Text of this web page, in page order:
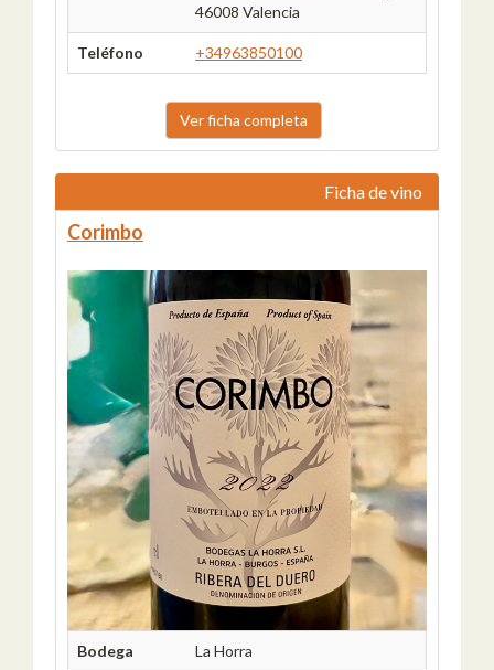
46008 Valencia
Teléfono +34963850100
Ver ficha completa
Ficha de vino
Corimbo
Bodega La Horra